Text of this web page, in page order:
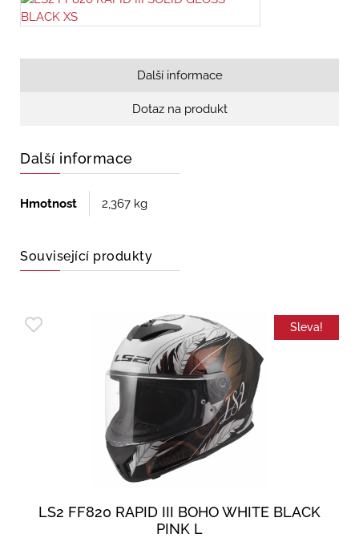
Další informace
Dotaz na produkt
Další informace
Hmotnost 2,367 kg
Související produkty
Sleva!
LS2 FF820 RAPID III BOHO WHITE BLACK
PINK L